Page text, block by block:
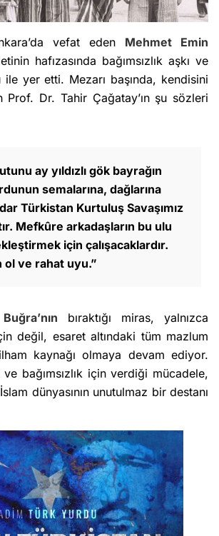
vefat eden Mehmet Emin
hafızasında bağımsızlık aşkı ve
yer etti. Mezarı başında, kendisini
Prof. Dr. Tahir Çağatay’ın şu sözleri
ay yıldızlı gök bayrağın
semalarına, dağlarına
Türkistan Kurtuluş Savaşımız
Mefkûre arkadaşların bu ulu
için çalışacaklardır.
ol ve rahat uyu.”
bıraktığı miras, yalnızca
değil, esaret altındaki tüm mazlum
kaynağı olmaya devam ediyor.
bağımsızlık için verdiği mücadele,
dünyasının unutulmaz bir destanı